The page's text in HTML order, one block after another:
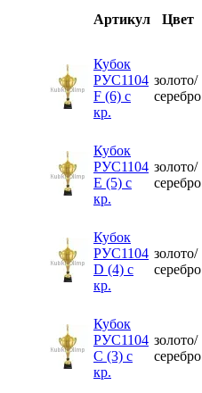
Артикул Цвет
Кубок
РУС1104
F (6) с
кр.
золото/
серебро
Кубок
РУС1104
E (5) с
кр.
золото/
серебро
Кубок
РУС1104
D (4) с
кр.
золото/
серебро
Кубок
РУС1104
C (3) с
кр.
золото/
серебро